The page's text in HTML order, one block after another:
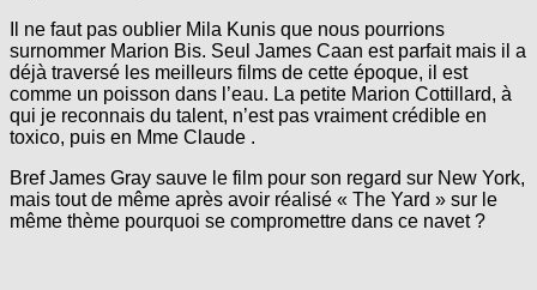
Il ne faut pas oublier Mila Kunis que nous pourrions
surnommer Marion Bis. Seul James Caan est parfait mais il a
déjà traversé les meilleurs films de cette époque, il est
comme un poisson dans l’eau. La petite Marion Cottillard, à
qui je reconnais du talent, n’est pas vraiment crédible en
toxico, puis en Mme Claude .
Bref James Gray sauve le film pour son regard sur New York,
mais tout de même après avoir réalisé « The Yard » sur le
même thème pourquoi se compromettre dans ce navet ?